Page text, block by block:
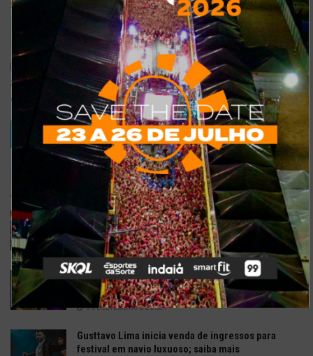
Site
Salvar meus dados neste navegador para a próxima vez que eu
comentar.
COMMENTS RECENTES
Confira a programação completa do São João de
Maracanaú 2022
19 DE JULHO DE 2022
Confira 5 restaurantes temáticos em Fortaleza
para visitar neste feriado
6 DE SETEMBRO DE 2021
Gusttavo Lima inicia venda de ingressos para
festival em navio luxuoso; saiba mais